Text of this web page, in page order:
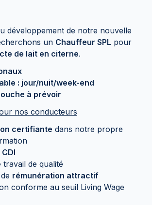
développement de notre nouvelle
un Chauffeur SPL pour
de lait en citerne.
: jour/nuit/week-end
à prévoir
nos conducteurs
certifiante dans notre propre
CDI
travail de qualité
rémunération attractif
conforme au seuil Living Wage